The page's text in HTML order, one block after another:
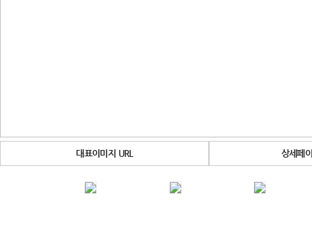
대표이미지 URL 상세페